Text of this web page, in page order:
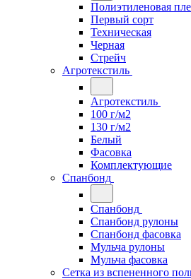
Полиэтиленовая
Первый сорт
Техническая
Черная
Стрейч
Агротекстиль
Агротекстиль
100 г/м2
130 г/м2
Белый
Фасовка
Комплектующие
Спанбонд
Спанбонд
Спанбонд рулоны
Спанбонд фасовка
Мульча рулоны
Мульча фасовка
Сетка из вспененного